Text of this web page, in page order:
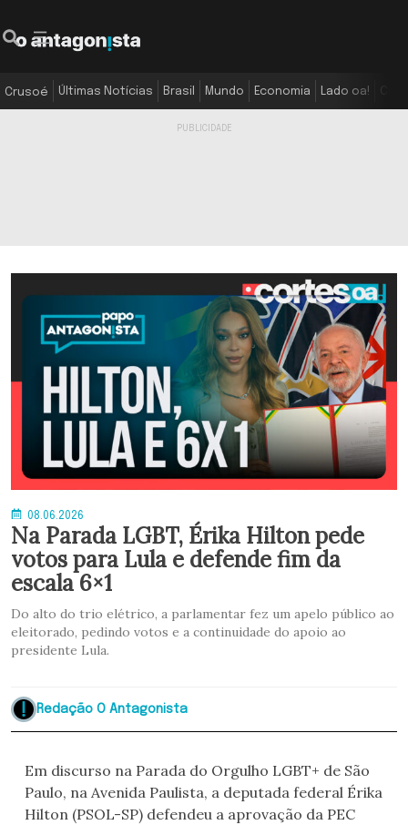
Crusoé Últimas Notícias Brasil Mundo Economia Lado oa!
08.06.2026
Na Parada LGBT, Érika Hilton pede
votos para Lula e defende fim da
escala 6×1
Do alto do trio elétrico, a parlamentar fez um apelo público ao
eleitorado, pedindo votos e a continuidade do apoio ao
presidente Lula.
Redação O Antagonista
Em discurso na Parada do Orgulho LGBT+ de São
Paulo, na Avenida Paulista, a deputada federal Érika
Hilton (PSOL-SP) defendeu a aprovação da PEC